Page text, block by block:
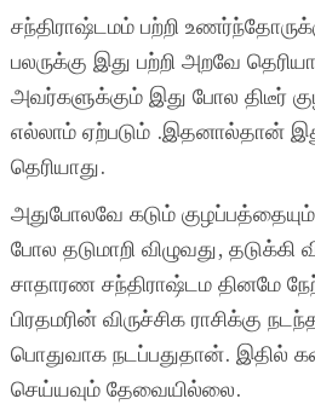
சந்திராஷ்டமம் பற்றி
பலருக்கு இது பற்றி அறவே
அவர்களுக்கும் இது போல திடீர்
எல்லாம் ஏற்படும் .இதனால்தான்
தெரியாது.
அதுபோலவே கடும்
போல தடுமாறி விழுவது, தடுக்கி
சாதாரண சந்திராஷ்டம தினமே
பிரதமரின் விருச்சிக ராசிக்கு
பொதுவாக நடப்பதுதான். இதில்
செய்யவும் தேவையில்லை.